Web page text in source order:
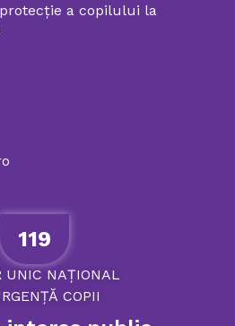
a copilului la
119
UNIC NAȚIONAL
COPII